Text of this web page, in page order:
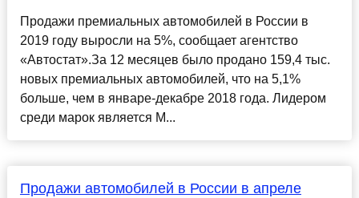
Продажи премиальных автомобилей в России в
2019 году выросли на 5%, сообщает агентство
«Автостат».За 12 месяцев было продано 159,4 тыс.
новых премиальных автомобилей, что на 5,1%
больше, чем в январе-декабре 2018 года. Лидером
среди марок является M...
Продажи автомобилей в России в апреле